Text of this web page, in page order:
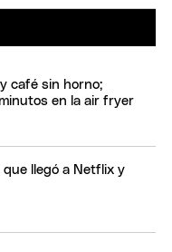
café sin horno;
en la air fryer
que llegó a Netflix y